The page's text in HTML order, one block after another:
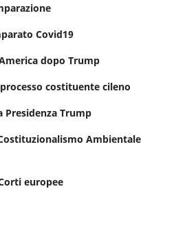
Covid19
dopo Trump
costituente cileno
Presidenza Trump
Ambientale
europee